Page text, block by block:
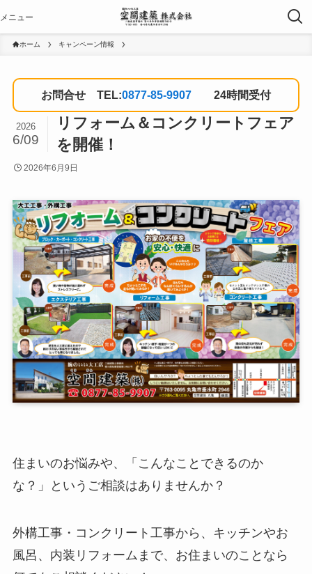
ホーム キャンペーン情報
お問合せ TEL:0877-85-9907 24時間受付
リフォーム＆コンクリートフェア
を開催！
2026
6/09
2026年6月9日
住まいのお悩みや、「こんなことできるのか
な？」というご相談はありませんか？
外構工事・コンクリート工事から、キッチンやお
風呂、内装リフォームまで、お住まいのことなら